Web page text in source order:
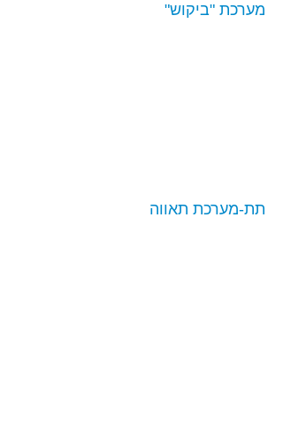
מערכת "ביקוש"
תת-מערכת תאווה